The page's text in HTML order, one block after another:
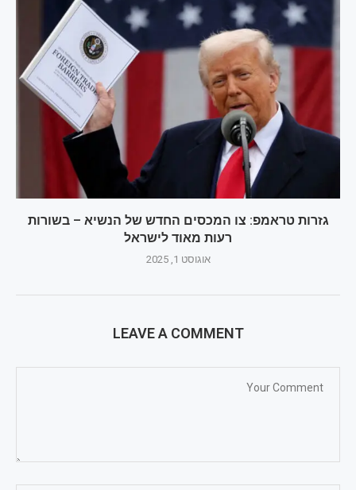
גזרות טראמפ: צו המכסים החדש של הנשיא – בשורות
רעות מאוד לישראל
אוגוסט 1, 2025
LEAVE A COMMENT